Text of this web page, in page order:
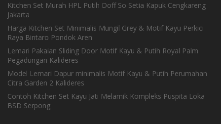
Kitchen Set Murah HPL Putih Doff So Setia Kapuk Cengkareng
Jakarta
Harga Kitchen Set Minimalis Mungil Grey & Motif Kayu Perkici
Raya Bintaro Pondok Aren
Lemari Pakaian Sliding Door Motif Kayu & Putih Royal Palm
Pegadungan Kalideres
Model Lemari Dapur minimalis Motif Kayu & Putih Perumahan
Citra Garden 2 Kalideres
Contoh Kitchen Set Kayu Jati Melamik Kompleks Puspita Loka
BSD Serpong